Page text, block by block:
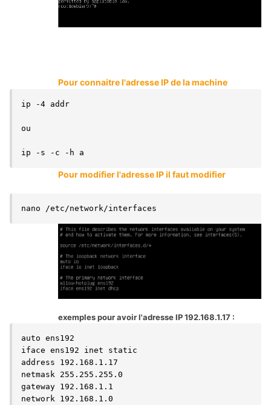
Pour connaitre l'adresse IP de la machine
ip -4 addr
ou
ip -s -c -h a
Pour modifier l'adresse IP il faut modifier
nano /etc/network/interfaces
exemples pour avoir l'adresse IP 192.168.1.17 :
auto ens192
iface ens192 inet static
address 192.168.1.17
netmask 255.255.255.0
gateway 192.168.1.1
network 192.168.1.0